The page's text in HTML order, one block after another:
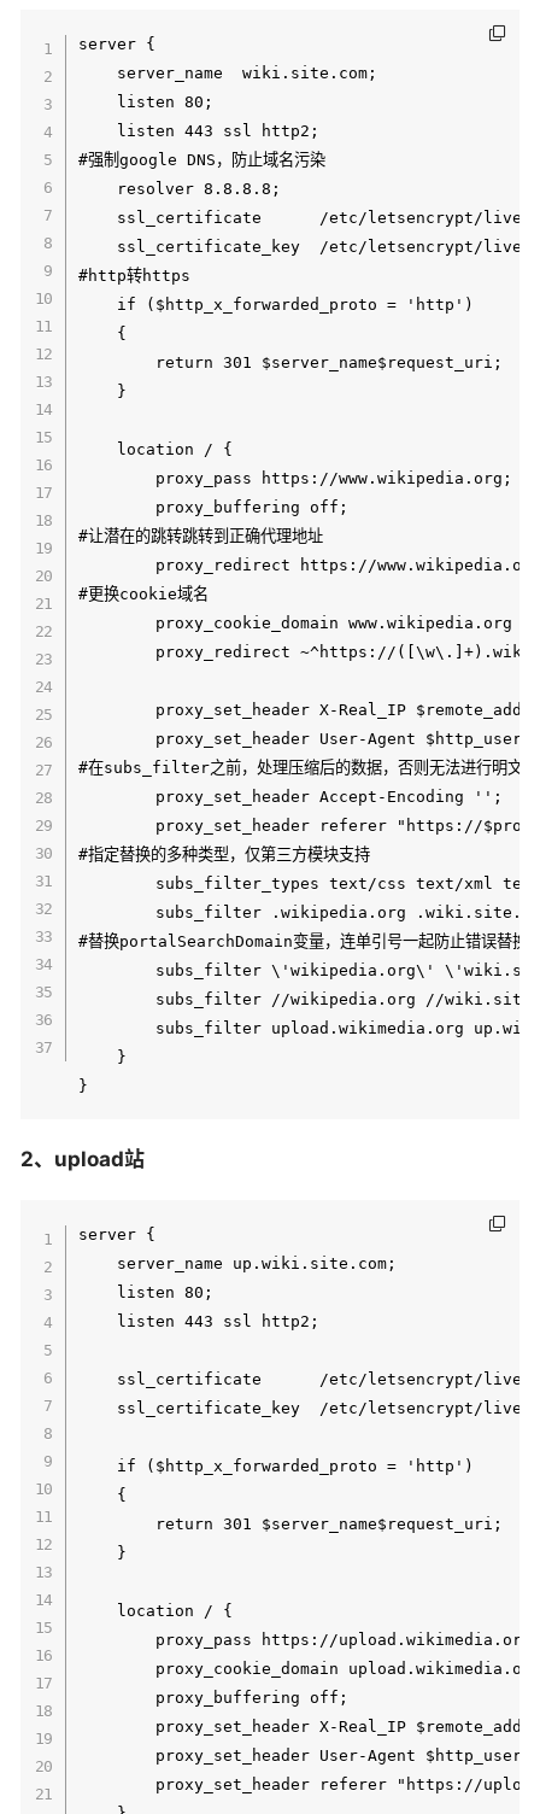
server {
    server_name  wiki.site.com;
    listen 80;
    listen 443 ssl http2;
#强制google DNS，防止域名污染
    resolver 8.8.8.8;
ssl_certificate      /etc/letsencrypt/
ssl_certificate_key  /etc/letsencrypt/
#http转https
    if ($http_x_forwarded_proto = 'http')
    {
        return 301 $server_name$request_uri;
    }
    location / {
        proxy_pass https://www.wikipedia.org;
        proxy_buffering off;
#让潜在的跳转跳转到正确代理地址
proxy_redirect https://
#更换cookie域名
proxy_cookie_domain www.wikipedia.org
proxy_redirect ~^https://
proxy_set_header X-Real_IP
proxy_set_header User-Agent
#在subs_filter之前，处理压缩后的数据，否则无法进行明文
        proxy_set_header Accept-Encoding '';
proxy_set_header referer "https://
#指定替换的多种类型，仅第三方模块支持
subs_filter_types text/css text/xml
subs_filter .wikipedia.org
#替换portalSearchDomain变量，连单引号一起防止错误替换
subs_filter \'wikipedia.org\'
subs_filter //wikipedia.org //
subs_filter upload.wikimedia.org
    }
2、upload站
server {
    server_name up.wiki.site.com;
    listen 80;
    listen 443 ssl http2;
ssl_certificate      /etc/letsencrypt/
ssl_certificate_key  /etc/letsencrypt/
    if ($http_x_forwarded_proto = 'http')
    {
        return 301 $server_name$request_uri;
    }
    location / {
proxy_pass https://
proxy_cookie_domain
        proxy_buffering off;
proxy_set_header X-Real_IP
proxy_set_header User-Agent
proxy_set_header referer "https://